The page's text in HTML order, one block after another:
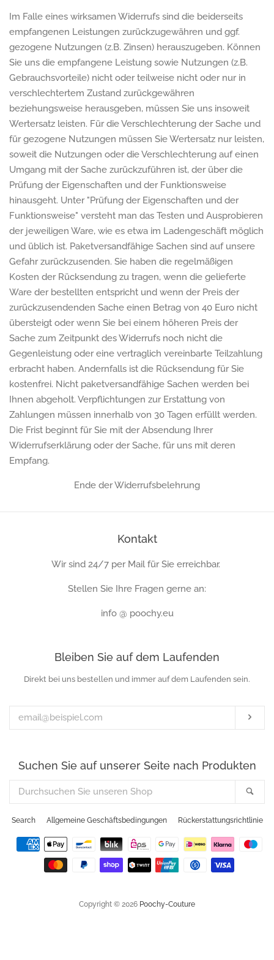
Hüpfburgen
Einloggen
Account erstellen
Im Falle eines wirksamen Widerrufs sind die beiderseits
empfangenen Leistungen zurückzugewähren und ggf.
gezogene Nutzungen (z.B. Zinsen) herauszugeben. Können
Sie uns die empfangene Leistung sowie Nutzungen (z.B.
Gebrauchsvorteile) nicht oder teilweise nicht oder nur in
verschlechtertem Zustand zurückgewähren
beziehungsweise herausgeben, müssen Sie uns insoweit
Wertersatz leisten. Für die Verschlechterung der Sache und
für gezogene Nutzungen müssen Sie Wertersatz nur leisten,
soweit die Nutzungen oder die Verschlechterung auf einen
Umgang mit der Sache zurückzuführen ist, der über die
Prüfung der Eigenschaften und der Funktionsweise
hinausgeht. Unter "Prüfung der Eigenschaften und der
Funktionsweise" versteht man das Testen und Ausprobieren
der jeweiligen Ware, wie es etwa im Ladengeschäft möglich
und üblich ist. Paketversandfähige Sachen sind auf unsere
Gefahr zurückzusenden. Sie haben die regelmäßigen
Kosten der Rücksendung zu tragen, wenn die gelieferte
Ware der bestellten entspricht und wenn der Preis der
zurückzusendenden Sache einen Betrag von 40 Euro nicht
übersteigt oder wenn Sie bei einem höheren Preis der
Sache zum Zeitpunkt des Widerrufs noch nicht die
Gegenleistung oder eine vertraglich vereinbarte Teilzahlung
erbracht haben. Andernfalls ist die Rücksendung für Sie
kostenfrei. Nicht paketversandfähige Sachen werden bei
Ihnen abgeholt. Verpflichtungen zur Erstattung von
Zahlungen müssen innerhalb von 30 Tagen erfüllt werden.
Die Frist beginnt für Sie mit der Absendung Ihrer
Widerrufserklärung oder der Sache, für uns mit deren
Empfang.
Ende der Widerrufsbelehrung
Kontakt
Wir sind 24/7 per Mail für Sie erreichbar.
Stellen Sie Ihre Fragen gerne an:
info @ poochy.eu
Bleiben Sie auf dem Laufenden
Ihre
Mail-
Direkt bei uns bestellen und immer auf dem Laufenden sein.
Suchen Sie auf unserer Seite nach Produkten
Durchsuchen
Sie
unseren
Search Allgemeine Geschäftsbedingungen Rückerstattungsrichtlinie
Zahlungsarten
Copyright © 2026 Poochy-Couture